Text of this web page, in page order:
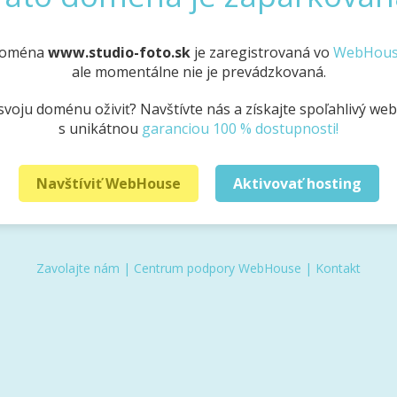
www.studio-foto.skje zaregistrovaná vo
ale momentálne nie je prevádzkovaná.
doménu oživiť? Navštívte nás a získajte spoľahlivý
s unikátnou garanciou 100 % dostupnosti!
Navštíviť WebHouse Aktivovať hosting
Zavolajte nám | Centrum podpory WebHouse | Kontakt